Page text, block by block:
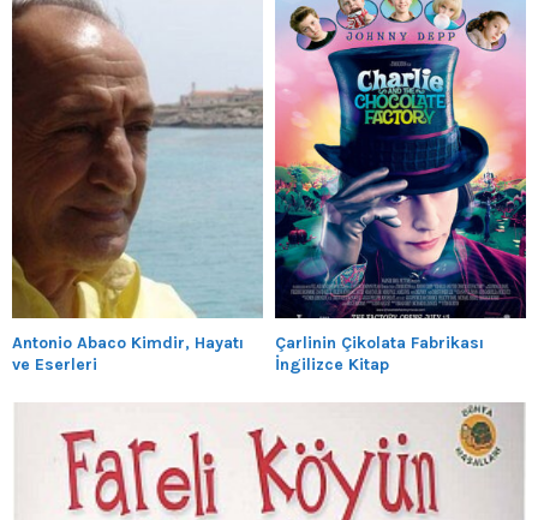
Antonio Abaco Kimdir, Hayatı
ve Eserleri
Çarlinin Çikolata Fabrikası
İngilizce Kitap